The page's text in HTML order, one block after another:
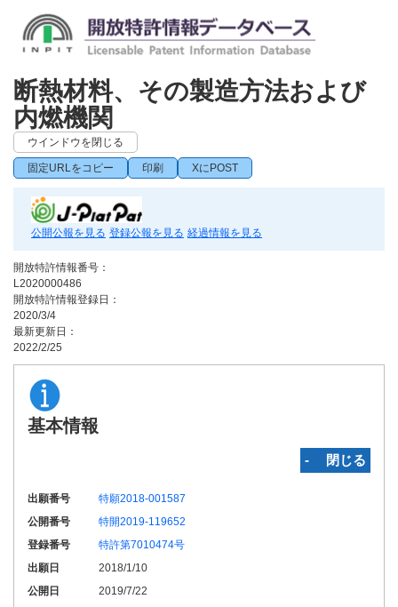
断熱材料、その製造方法および
内燃機関
ウインドウを閉じる
固定URLをコピー 印刷 XにPOST
公開公報を見る 登録公報を見る 経過情報を見る
開放特許情報番号：
L2020000486
開放特許情報登録日：
2020/3/4
最新更新日：
2022/2/25
基本情報
‐ 閉じる
出願番号
特願2018-001587
公開番号
特開2019-119652
登録番号
特許第7010474号
出願日
2018/1/10
公開日
2019/7/22